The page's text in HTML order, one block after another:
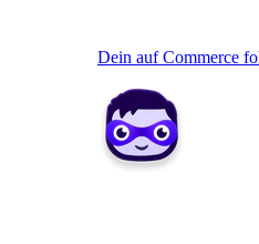
Dein auf Commerce